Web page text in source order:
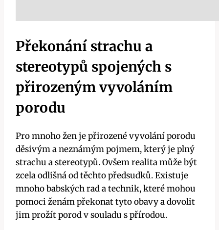
Překonání strachu a
stereotypů spojených s
přirozeným vyvoláním
porodu
Pro mnoho žen je přirozené vyvolání porodu
děsivým a neznámým pojmem, který je plný
strachu a stereotypů. Ovšem realita může být
zcela odlišná od těchto předsudků. Existuje
mnoho babských rad a technik, které mohou
pomoci ženám překonat tyto obavy a dovolit
jim prožít porod v souladu s přírodou.